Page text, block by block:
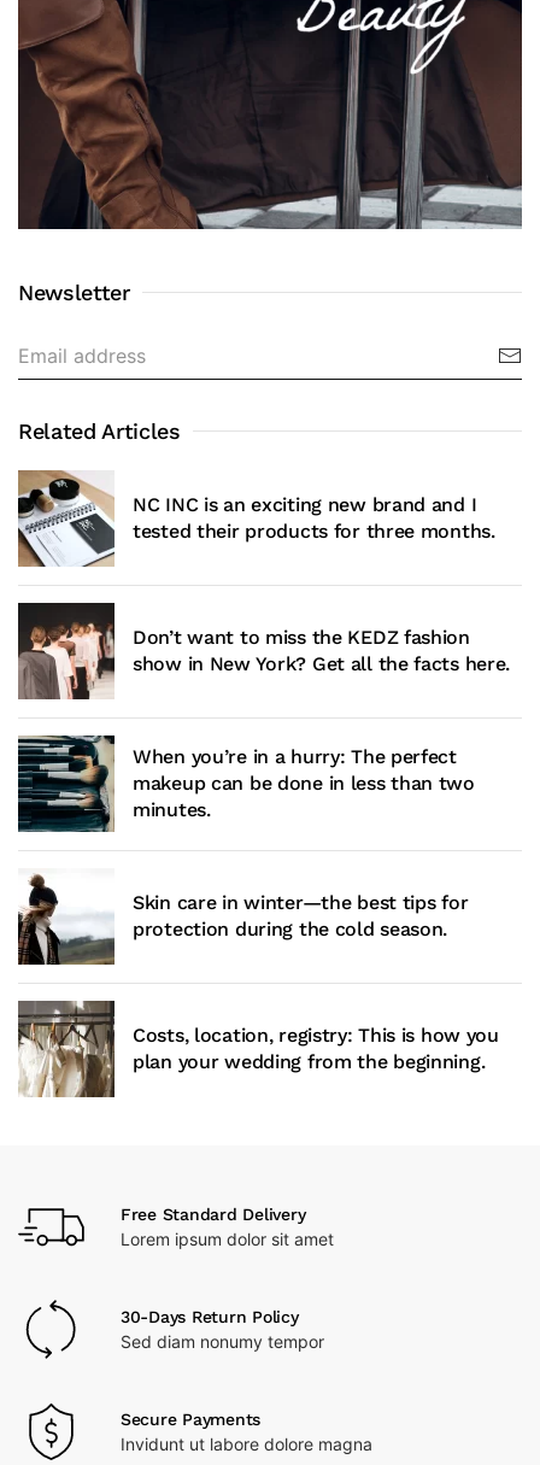
Newsletter
Related Articles
NC INC is an exciting new brand and I
tested their products for three months.
Don’t want to miss the KEDZ fashion
show in New York? Get all the facts here.
When you’re in a hurry: The perfect
makeup can be done in less than two
minutes.
Skin care in winter—the best tips for
protection during the cold season.
Costs, location, registry: This is how you
plan your wedding from the beginning.
Free Standard Delivery
Lorem ipsum dolor sit amet
30-Days Return Policy
Sed diam nonumy tempor
Secure Payments
Invidunt ut labore dolore magna